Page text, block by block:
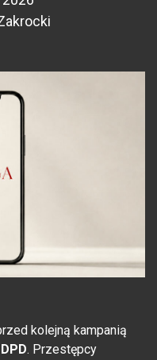
kolejną kampanią
DPD. Przestępcy